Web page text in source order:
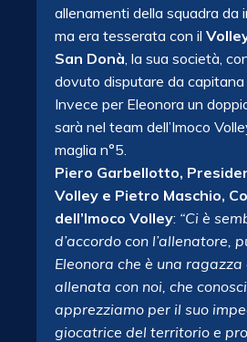
allenamenti della squadra da
ma era tesserata con il
San Donà, la sua società,
dovuto disputare da capitana
Invece per Eleonora un
sarà nel team dell’Imoco
maglia n°5.
Piero Garbellotto,
Volley e Pietro Maschio,
dell’Imoco Volley: “Ci è
d’accordo con l’allenatore,
Eleonora che è una ragazza
allenata con noi, che
apprezziamo per il suo
giocatrice del territorio e